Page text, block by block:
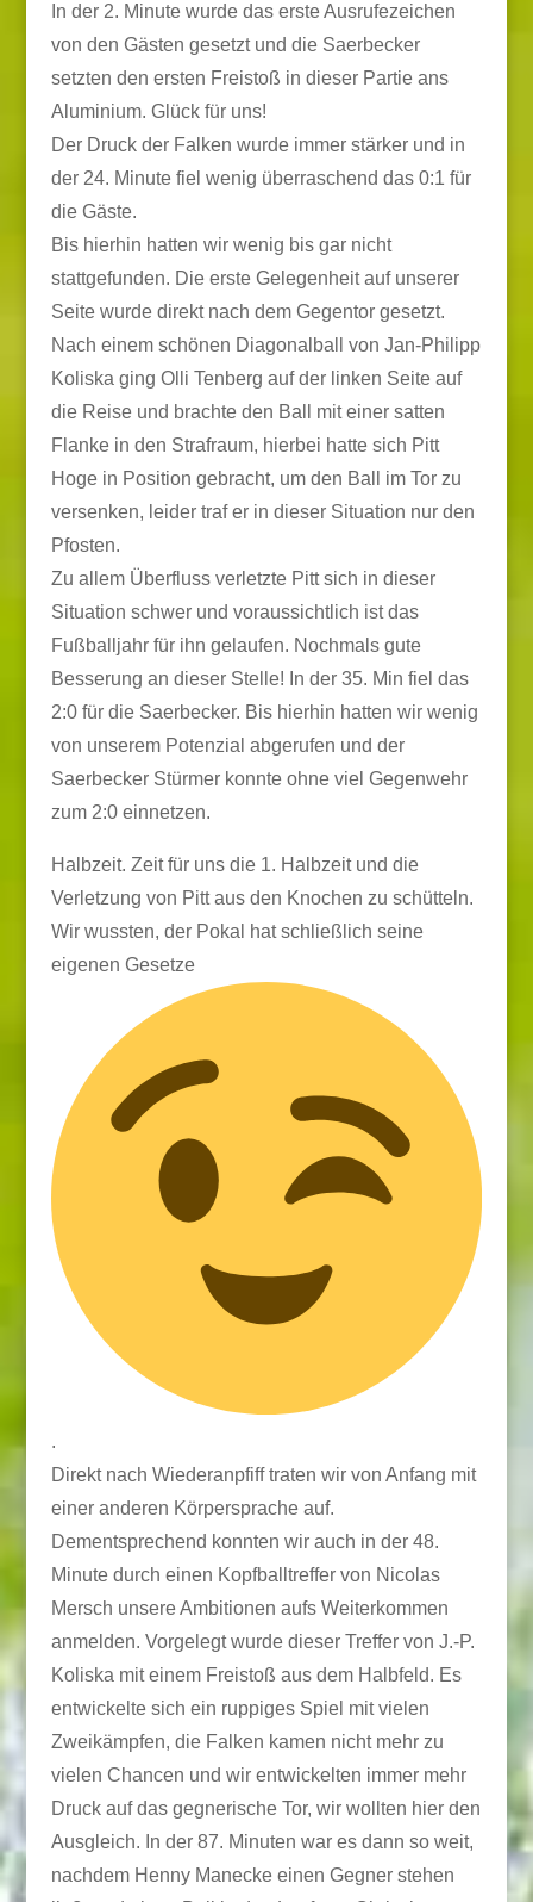
In der 2. Minute wurde das erste Ausrufezeichen
von den Gästen gesetzt und die Saerbecker
setzten den ersten Freistoß in dieser Partie ans
Aluminium. Glück für uns!
Der Druck der Falken wurde immer stärker und in
der 24. Minute fiel wenig überraschend das 0:1 für
die Gäste.
Bis hierhin hatten wir wenig bis gar nicht
stattgefunden. Die erste Gelegenheit auf unserer
Seite wurde direkt nach dem Gegentor gesetzt.
Nach einem schönen Diagonalball von Jan-Philipp
Koliska ging Olli Tenberg auf der linken Seite auf
die Reise und brachte den Ball mit einer satten
Flanke in den Strafraum, hierbei hatte sich Pitt
Hoge in Position gebracht, um den Ball im Tor zu
versenken, leider traf er in dieser Situation nur den
Pfosten.
Zu allem Überfluss verletzte Pitt sich in dieser
Situation schwer und voraussichtlich ist das
Fußballjahr für ihn gelaufen. Nochmals gute
Besserung an dieser Stelle! In der 35. Min fiel das
2:0 für die Saerbecker. Bis hierhin hatten wir wenig
von unserem Potenzial abgerufen und der
Saerbecker Stürmer konnte ohne viel Gegenwehr
zum 2:0 einnetzen.
Halbzeit. Zeit für uns die 1. Halbzeit und die
Verletzung von Pitt aus den Knochen zu schütteln.
Wir wussten, der Pokal hat schließlich seine
eigenen Gesetze
.
Direkt nach Wiederanpfiff traten wir von Anfang mit
einer anderen Körpersprache auf.
Dementsprechend konnten wir auch in der 48.
Minute durch einen Kopfballtreffer von Nicolas
Mersch unsere Ambitionen aufs Weiterkommen
anmelden. Vorgelegt wurde dieser Treffer von J.-P.
Koliska mit einem Freistoß aus dem Halbfeld. Es
entwickelte sich ein ruppiges Spiel mit vielen
Zweikämpfen, die Falken kamen nicht mehr zu
vielen Chancen und wir entwickelten immer mehr
Druck auf das gegnerische Tor, wir wollten hier den
Ausgleich. In der 87. Minuten war es dann so weit,
nachdem Henny Manecke einen Gegner stehen